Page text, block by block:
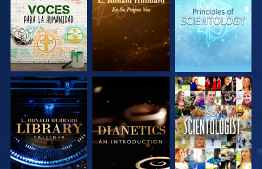
SERIES
SERIES
SERIES
EXPLORA LAS
SERIES
EXPLORA LAS
SERIES
VE